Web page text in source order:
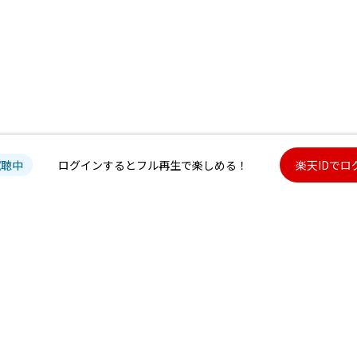
中 ログインするとフル再生で楽しめる！ 楽天IDでロ